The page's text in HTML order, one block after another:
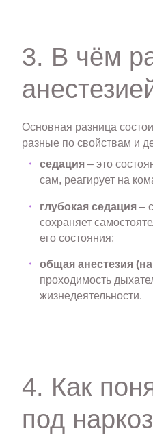
3. В чём
Основная разница
разные по свойствам и
седация – это
сам, реагирует на
глубокая седация –
сохраняет
его состояния;
общая анестезия
проходимость
жизнедеятельности.
4. Как
под